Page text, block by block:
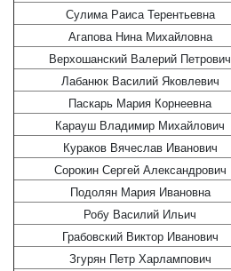
Сулима Раиса Терентьевна
Агапова Нина Михайловна
Верхошанский Валерий Петрович
Лабанюк Василий Яковлевич
Паскарь Мария Корнеевна
Карауш Владимир Михайлович
Кураков Вячеслав Иванович
Сорокин Сергей Александрович
Подолян Мария Ивановна
Робу Василий Ильич
Грабовский Виктор Иванович
Згурян Петр Харлампович